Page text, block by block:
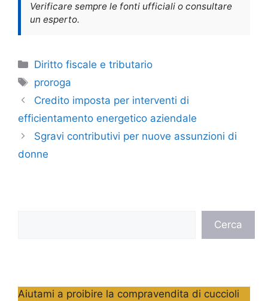
Verificare sempre le fonti ufficiali o consultare
un esperto.
Categorie
Diritto fiscale e tributario
Tag
proroga
Credito imposta per interventi di
efficientamento energetico aziendale
Sgravi contributivi per nuove assunzioni di
donne
Cerca
Aiutami a proibire la compravendita di cuccioli